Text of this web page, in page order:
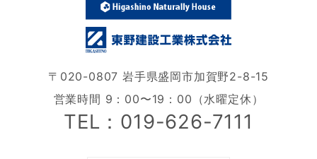
〒020-0807 岩手県盛岡市加賀野2-8-15
営業時間 9：00〜19：00（水曜定休）
TEL：019-626-7111